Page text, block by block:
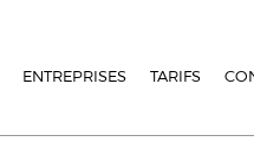
ENTREPRISES TARIFS